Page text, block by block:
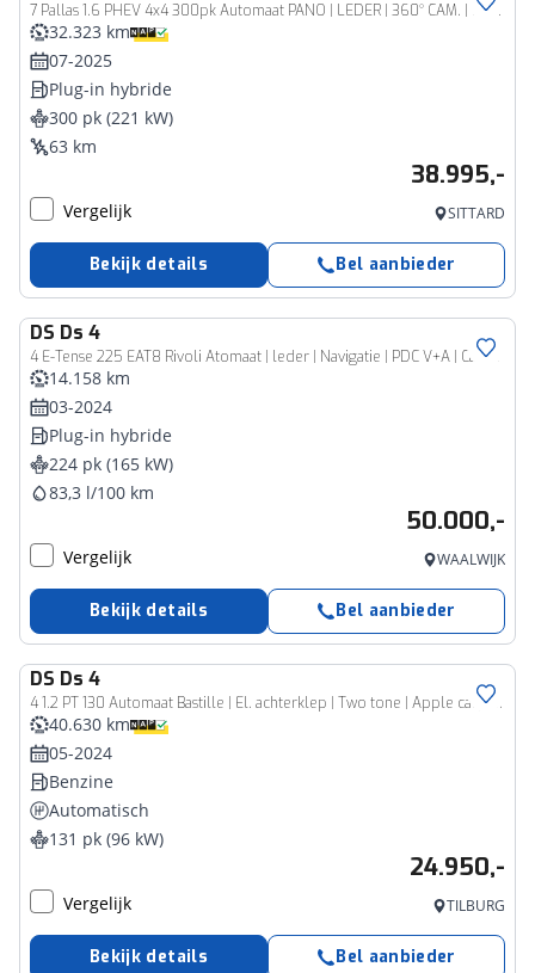
7 Pallas 1.6 PHEV 4x4 300pk Automaat PANO | LEDER | 360° CAM. | FOCAL | ADAPT. CC | 19''LM | STANDKACHEL
32.323 km
07-2025
Plug-in hybride
300 pk (221 kW)
63 km
38.995,-
Vergelijk SITTARD
Bekijk details Bel aanbieder
DS Ds 4
4 E-Tense 225 EAT8 Rivoli Atomaat | leder | Navigatie | PDC V+A | Camera achter | Elek. achterklep |
14.158 km
03-2024
Plug-in hybride
224 pk (165 kW)
83,3 l/100 km
50.000,-
Vergelijk WAALWIJK
Bekijk details Bel aanbieder
DS Ds 4
4 1.2 PT 130 Automaat Bastille | El. achterklep | Two tone | Apple carplay | Prijs is rijklaar
40.630 km
05-2024
Benzine
Automatisch
131 pk (96 kW)
24.950,-
Vergelijk TILBURG
Bekijk details Bel aanbieder